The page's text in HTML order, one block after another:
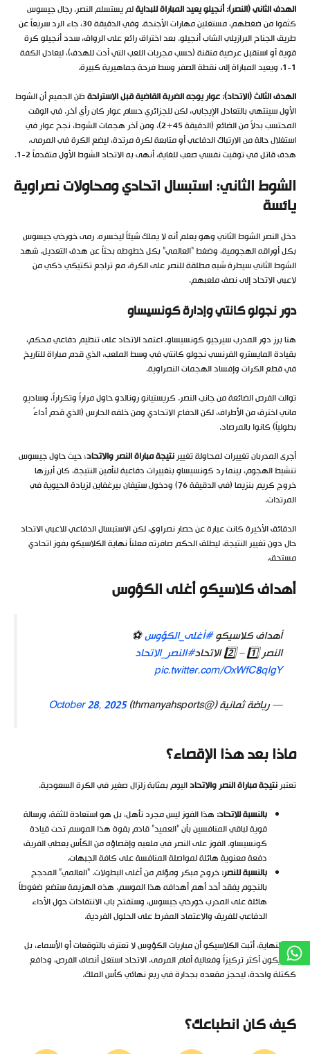
الهدف الثاني (النصر): أنجيلو يعيد المباراة للبدايةلم يستسلم النصر. رجال جيسوس
كثفوا من ضغطهم، مستغلين مهارات الأجنحة. وفي الدقيقة 30، جاء الرد سريعاً عن
طريق الجناح البرازيلي الشاب أنجيلو. بعد اختراق رائع على الرواق، سدد أنجيلو كرة
قوية أو استقبل عرضية متقنة (حسب مجريات اللعب التي أدت للهدف)، ليعادل الكفة
1-1، ويعيد المباراة إلى نقطة الصفر وسط فرحة جماهيرية كبيرة.
الهدف الثالث (الاتحاد): عوار يوجه الضربة القاضية قبل الاستراحةظن الجميع أن الشوط
الأول سينتهي بالتعادل الإيجابي، لكن للجزائري حسام عوار كان رأي آخر. في الوقت
المحتسب بدلاً من الضائع (الدقيقة 45+2)، ومن آخر هجمات الشوط، نجح عوار في
استغلال حالة من الارتباك الدفاعي أو متابعة لكرة مرتدة، ليضع الكرة في المرمى.
هدف قاتل في توقيت نفسي صعب للغاية، أنهى به الاتحاد الشوط الأول متقدماً 2-1.
الشوط الثاني: استبسال اتحادي ومحاولات نصراوية
يائسة
دخل النصر الشوط الثاني وهو يعلم أنه لا يملك شيئاً ليخسره. رمى خورخي جيسوس
بكل أوراقه الهجومية، وضغط “العالمي” بكل خطوطه بحثاً عن هدف التعديل. شهد
الشوط الثاني سيطرة شبه مطلقة للنصر على الكرة، مع تراجع تكتيكي ذكي من
لاعبي الاتحاد إلى نصف ملعبهم.
دور نجولو كانتي وإدارة كونسيساو
هنا برز دور المدرب سيرجيو كونسيساو. اعتمد الاتحاد على تنظيم دفاعي محكم،
بقيادة المايسترو الفرنسي نجولو كانتي في وسط الملعب، الذي قدم مباراة للتاريخ
في قطع الكرات وإفساد الهجمات النصراوية.
توالت الفرص الضائعة من جانب النصر. كريستيانو رونالدو حاول مراراً وتكراراً، وساديو
ماني اخترق من الأطراف، لكن الدفاع الاتحادي ومن خلفه الحارس (الذي قدم أداءً
بطولياً) كانوا بالمرصاد.
أجرى المدربان تغييرات لمحاولة تغييرنتيجة مباراة النصر والاتحاد؛ حيث حاول جيسوس
تنشيط الهجوم، بينما رد كونسيساو بتغييرات دفاعية لتأمين النتيجة، كان أبرزها
خروج كريم بنزيما (في الدقيقة 76) ودخول ستيفان بيرغفاين لزيادة الحيوية في
المرتدات.
الدقائق الأخيرة كانت عبارة عن حصار نصراوي، لكن الاستبسال الدفاعي للاعبي الاتحاد
حال دون تغيير النتيجة، ليطلق الحكم صافرته معلناً نهاية الكلاسيكو بفوز اتحادي
مستحق.
أهداف كلاسيكو أغلى الكؤوس
أهداف كلاسيكو#أغلى_الكؤوس⚽️
النصر 1️⃣ – 2️⃣ الاتحاد
#النصر_الاتحاد
pic.twitter.com/OxWfC8qIgY
— رياضة ثمانية (@thmanyahsports)
October 28, 2025
ماذا بعد هذا الإقصاء؟
تعتبرنتيجة مباراة النصر والاتحاداليوم بمثابة زلزال صغير في الكرة السعودية.
بالنسبة للاتحاد: هذا الفوز ليس مجرد تأهل، بل هو استعادة للثقة، ورسالة
قوية لباقي المنافسين بأن “العميد” قادم بقوة هذا الموسم تحت قيادة
كونسيساو. الفوز على النصر في ملعبه وإقصاؤه من الكأس يعطي الفريق
دفعة معنوية هائلة لمواصلة المنافسة على كافة الجبهات.
بالنسبة للنصر:خروج مبكر ومؤلم من أغلى البطولات. “العالمي” المدجج
بالنجوم يفقد أحد أهم أهدافه هذا الموسم. هذه الهزيمة ستضع ضغوطاً
هائلة على المدرب خورخي جيسوس، وستفتح باب الانتقادات حول الأداء
الدفاعي للفريق والاعتماد المفرط على الحلول الفردية.
في النهاية، أثبت الكلاسيكو أن مباريات الكؤوس لا تعترف بالتوقعات أو الأسماء، بل
بمن يكون أكثر تركيزاً وفعالية أمام المرمى. الاتحاد استغل أنصاف الفرص، ودافع
ككتلة واحدة، ليحجز مقعده بجدارة في ربع نهائي كأس الملك.
كيف كان انطباعك؟